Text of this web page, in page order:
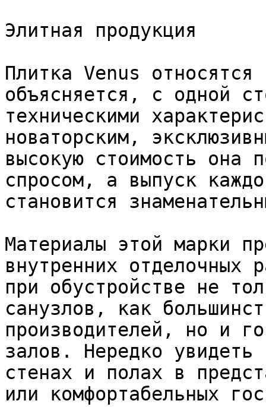
Элитная продукция
Плитка Venus
объясняется, с одной
техническими
новаторским,
высокую стоимость она
спросом, а выпуск
становится
Материалы этой марки
внутренних отделочных
при обустройстве не
санузлов, как
производителей, но и
залов. Нередко увидеть
стенах и полах в
или комфортабельных